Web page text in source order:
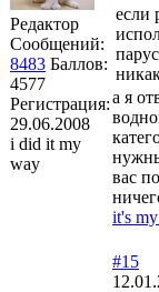
Редактор
Сообщений:
8483 Баллов:
4577
Регистрация:
29.06.2008
i did it my
way
а я
вас
it's
#15